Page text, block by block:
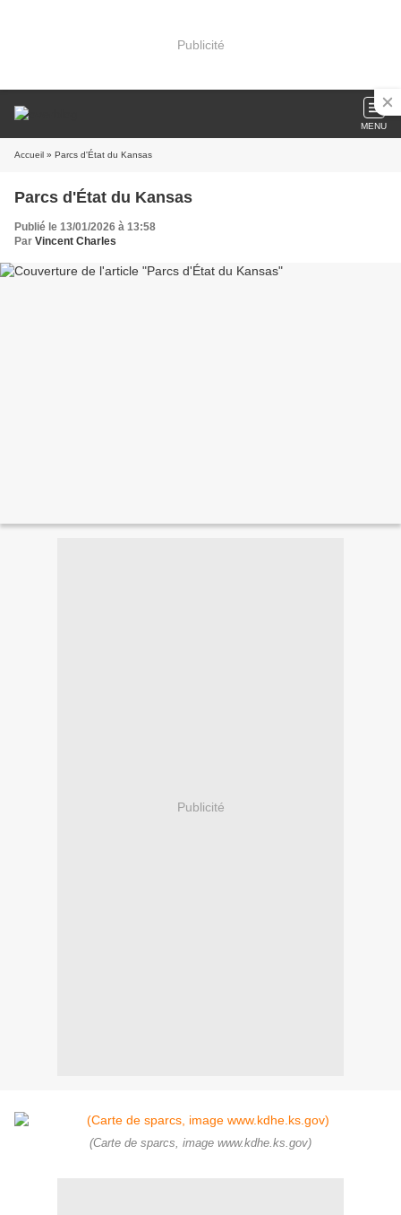
Publicité
MENU
Accueil » Parcs d'État du Kansas
Parcs d'État du Kansas
Publié le 13/01/2026 à 13:58
Par Vincent Charles
Publicité
(Carte de sparcs, image www.kdhe.ks.gov)